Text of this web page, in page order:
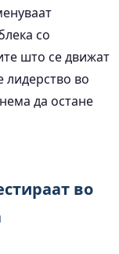
со
што се движат
лидерство во
да остане
во